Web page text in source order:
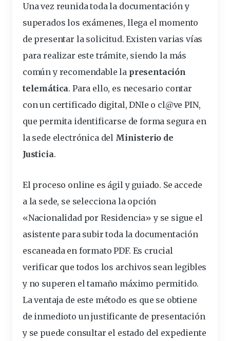
Una vez reunida toda la documentación y
superados los exámenes, llega el momento
de presentar la solicitud. Existen varias vías
para realizar este trámite, siendo la más
común y recomendable la presentación
telemática. Para ello, es necesario contar
con un certificado digital, DNIe o cl@ve PIN,
que permita identificarse de forma segura en
la sede electrónica del Ministerio de
Justicia.
El proceso online es ágil y guiado. Se accede
a la sede, se selecciona la opción
«Nacionalidad por Residencia» y se sigue el
asistente para subir toda la documentación
escaneada en formato PDF. Es crucial
verificar que todos los archivos sean legibles
y no superen el tamaño máximo permitido.
La ventaja de este método es que se obtiene
de inmedioto un justificante de presentación
y se puede consultar el estado del expediente